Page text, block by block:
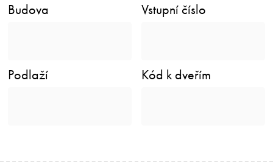
Budova Vstupní číslo
Podlaží Kód k dveřím